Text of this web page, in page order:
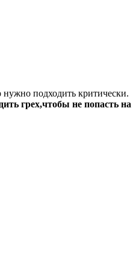
нужно подходить критически.
грех,чтобы не попасть